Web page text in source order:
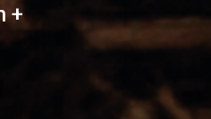
+